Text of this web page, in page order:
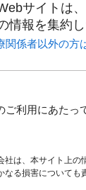
サイトは、
情報を集約
係者以外の方
ご利用にあたっ
社は、本サイト上の
なる損害についても